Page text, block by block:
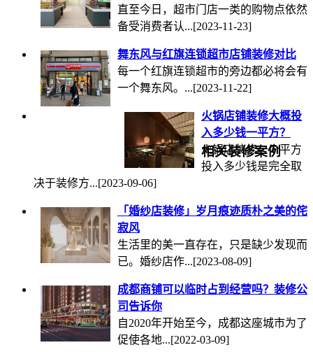
直至今日，超市门店一类的购物点依然
备受消费者认...[2023-11-23]
舞东风与红旗连锁超市店铺装修对比
每一个红旗连锁超市的旁边都必将会有
一个舞东风。...[2023-11-22]
火锅店铺装修大概投
入多少钱一平方？
火锅店装修一个平方
投入多少钱是完全取
决于装修方...[2023-09-06]
「婚纱店装修」岁月痕迹质朴之美的侘
寂风
生活里的美一直存在，只是缺少发现而
已。婚纱店作...[2023-08-09]
成都商铺可以临时占到经营吗？装修公
司告诉你
自2020年开始至今，成都这座城市为了
促使各地...[2022-03-09]
相关装修案例